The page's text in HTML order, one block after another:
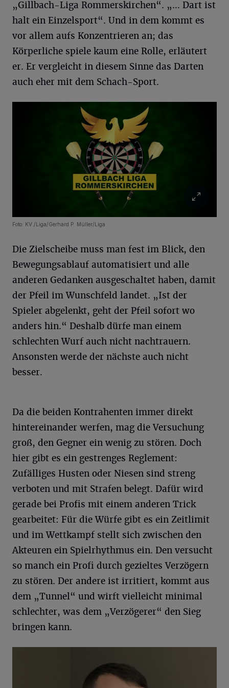
„Gillbach-Liga Rommerskirchen“. „… Dart ist
halt ein Einzelsport“. Und in dem kommt es
vor allem aufs Konzentrieren an; das
Körperliche spiele kaum eine Rolle, erläutert
er. Er vergleicht in diesem Sinne das Darten
auch eher mit dem Schach-Sport.
Foto: KV./Liga/Gerhard P. Müller/Liga
Die Zielscheibe muss man fest im Blick, den
Bewegungsablauf automatisiert und alle
anderen Gedanken ausgeschaltet haben, damit
der Pfeil im Wunschfeld landet. „Ist der
Spieler abgelenkt, geht der Pfeil sofort wo
anders hin.“ Deshalb dürfe man einem
schlechten Wurf auch nicht nachtrauern.
Ansonsten werde der nächste auch nicht
besser.
Da die beiden Kontrahenten immer direkt
hintereinander werfen, mag die Versuchung
groß, den Gegner ein wenig zu stören. Doch
hier gibt es ein gestrenges Reglement:
Zufälliges Husten oder Niesen sind streng
verboten und mit Strafen belegt. Dafür wird
gerade bei Profis mit einem anderen Trick
gearbeitet: Für die Würfe gibt es ein Zeitlimit
und im Wettkampf stellt sich zwischen den
Akteuren ein Spielrhythmus ein. Den versucht
so manch ein Profi durch gezieltes Verzögern
zu stören. Der andere ist irritiert, kommt aus
dem „Tunnel“ und wirft vielleicht minimal
schlechter, was dem „Verzögerer“ den Sieg
bringen kann.